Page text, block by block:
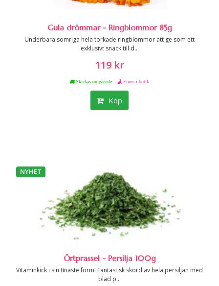
Gula drömmar - Ringblommor 85g
Underbara somriga hela torkade ringblommor att ge som ett
exklusivt snack till d...
119 kr
Skickas omgående | Finns i butik
Köp
NYHET
Örtprassel - Persilja 100g
Vitaminkick i sin finaste form! Fantastisk skörd av hela persiljan med
blad p...